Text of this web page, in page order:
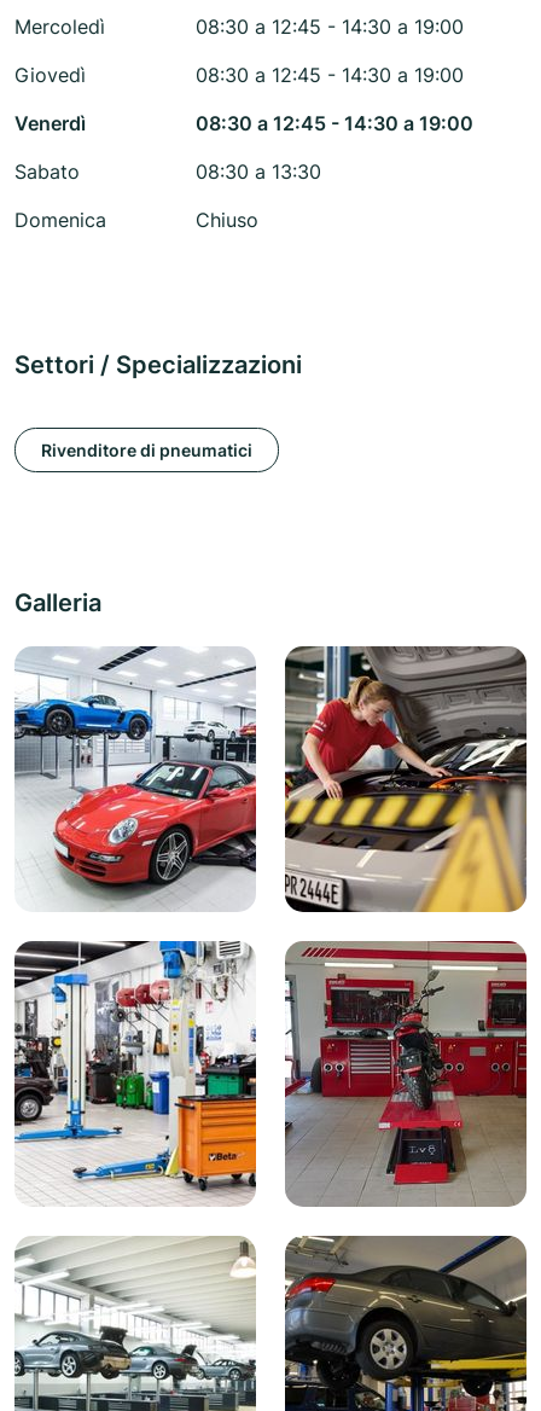
Mercoledì
08:30 a 12:45 - 14:30 a 19:00
Giovedì
08:30 a 12:45 - 14:30 a 19:00
Venerdì
08:30 a 12:45 - 14:30 a 19:00
Sabato
08:30 a 13:30
Domenica
Chiuso
Settori / Specializzazioni
Rivenditore di pneumatici
Galleria